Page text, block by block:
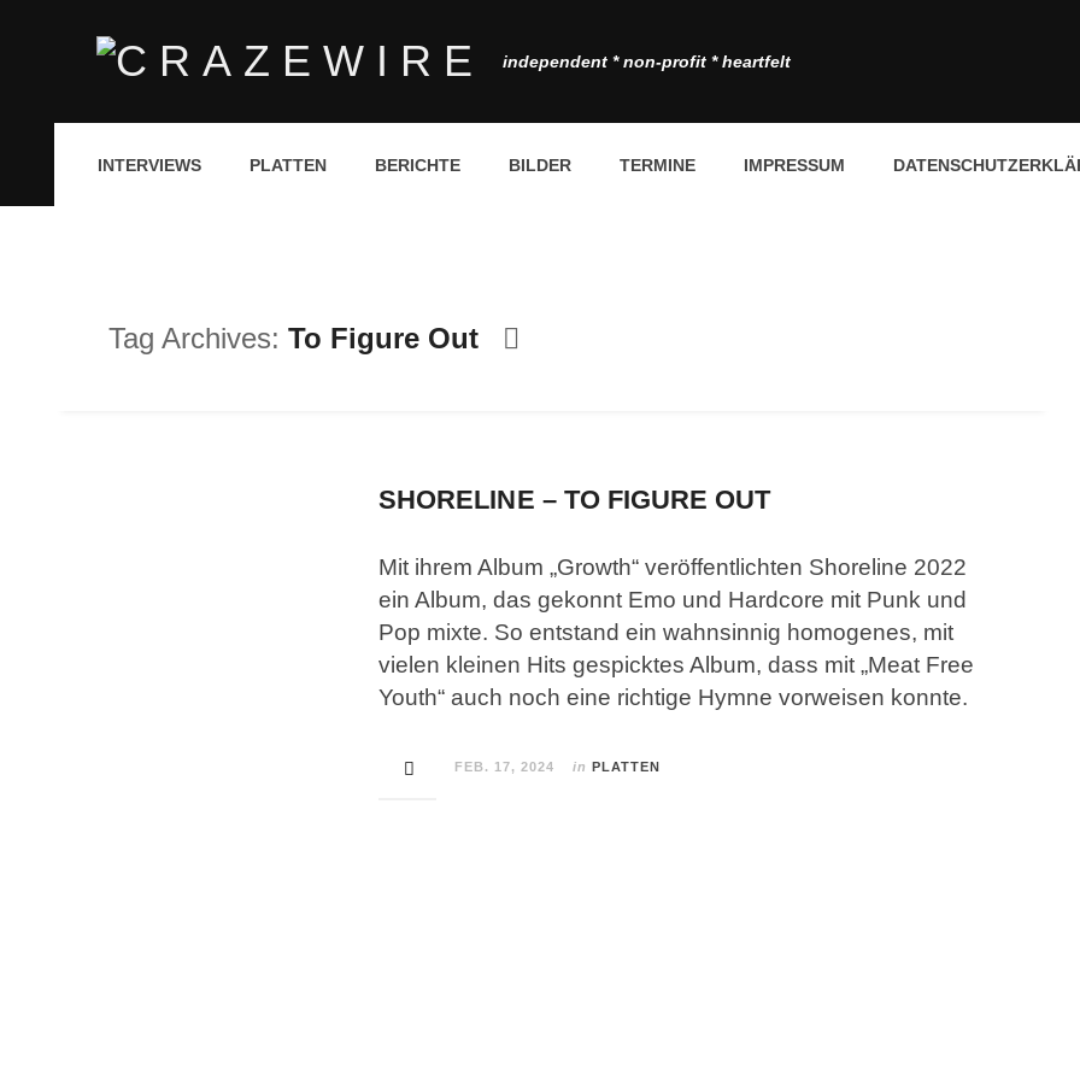
independent * non-profit * heartfelt
INTERVIEWS PLATTEN BERICHTE BILDER TERMINE IMPRESSUM
Tag Archives: To Figure Out
SHORELINE – TO FIGURE OUT
Mit ihrem Album „Growth“ veröffentlichten Shoreline 2022
ein Album, das gekonnt Emo und Hardcore mit Punk und
Pop mixte. So entstand ein wahnsinnig homogenes, mit
vielen kleinen Hits gespicktes Album, dass mit „Meat Free
Youth“ auch noch eine richtige Hymne vorweisen konnte.
FEB. 17, 2024 in PLATTEN